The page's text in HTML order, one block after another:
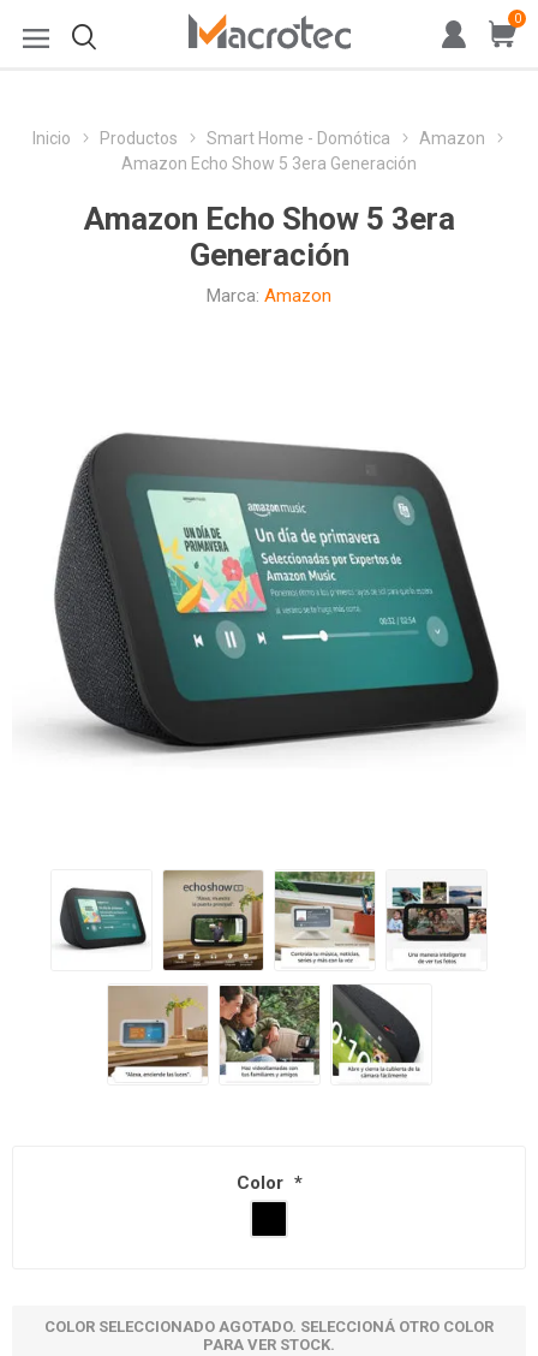
0
Inicio Productos Smart Home - Domótica
Amazon
Amazon Echo Show 5 3era Generación
Amazon Echo Show 5 3era
Generación
Marca: Amazon
Color *
COLOR SELECCIONADO AGOTADO. SELECCIONÁ OTRO COLOR
PARA VER STOCK.